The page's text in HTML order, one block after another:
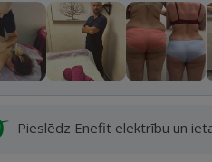
Pieslēdz Enefit elektrību un